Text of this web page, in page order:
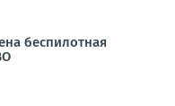
беспилотная